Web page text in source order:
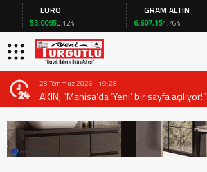
EURO
55,00950,12%
GRAM ALTIN
6.607,151,76%
28 Temmuz 2026 - 19:28
AKIN; “Manisa’da ‘Yeni’ bir sayfa açılıyor!”